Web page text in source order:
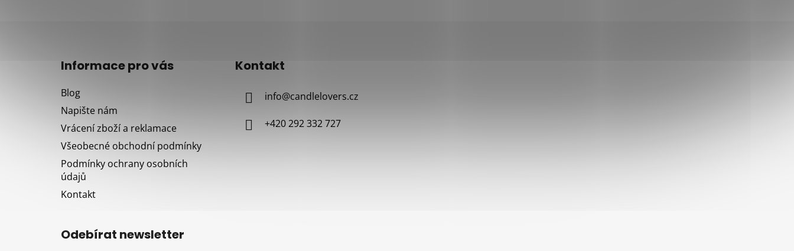
Informace pro vás
Blog
Napište nám
Vrácení zboží a reklamace
Všeobecné obchodní podmínky
Podmínky ochrany osobních
údajů
Kontakt
Kontakt
info@candlelovers.cz
+420 292 332 727
Odebírat newsletter